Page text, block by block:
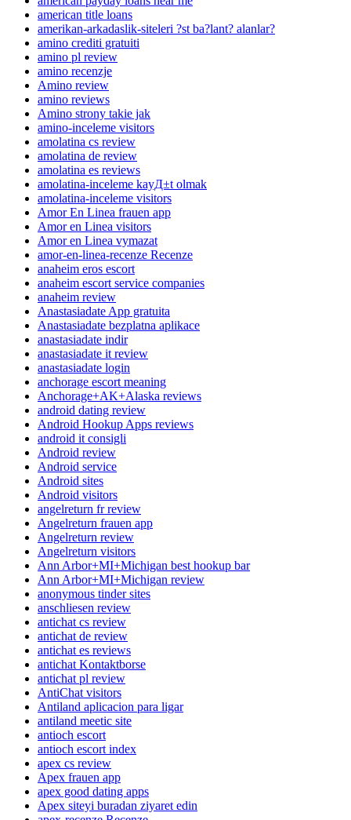
american title loans
amerikan-arkadaslik-siteleri ?st ba?lant? alanlar?
amino crediti gratuiti
amino pl review
amino recenzje
Amino review
amino reviews
Amino strony takie jak
amino-inceleme visitors
amolatina cs review
amolatina de review
amolatina es reviews
amolatina-inceleme kayД±t olmak
amolatina-inceleme visitors
Amor En Linea frauen app
Amor en Linea visitors
Amor en Linea vymazat
amor-en-linea-recenze Recenze
anaheim eros escort
anaheim escort service companies
anaheim review
Anastasiadate App gratuita
Anastasiadate bezplatna aplikace
anastasiadate indir
anastasiadate it review
anastasiadate login
anchorage escort meaning
Anchorage+AK+Alaska reviews
android dating review
Android Hookup Apps reviews
android it consigli
Android review
Android service
Android sites
Android visitors
angelreturn fr review
Angelreturn frauen app
Angelreturn review
Angelreturn visitors
Ann Arbor+MI+Michigan best hookup bar
Ann Arbor+MI+Michigan review
anonymous tinder sites
anschliesen review
antichat cs review
antichat de review
antichat es reviews
antichat Kontaktborse
antichat pl review
AntiChat visitors
Antiland aplicacion para ligar
antiland meetic site
antioch escort
antioch escort index
apex cs review
Apex frauen app
apex good dating apps
Apex siteyi buradan ziyaret edin